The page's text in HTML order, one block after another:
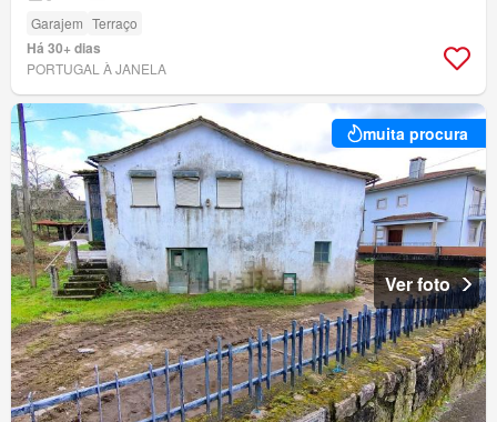
Garajem Terraço
Há 30+ dias
PORTUGAL À JANELA
muita procura
Ver foto